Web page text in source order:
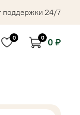
поддержки 24/7
0 0 0 ₽